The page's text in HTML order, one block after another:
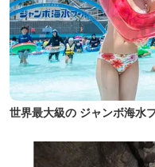
世界最大級の ジャンボ海水